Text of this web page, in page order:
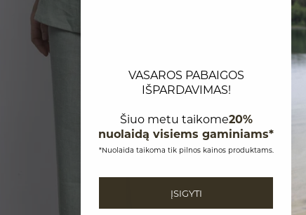
VASAROS PABAIGOS
IŠPARDAVIMAS!
Šiuo metu taikome20%
nuolaidą visiems gaminiams*
*Nuolaida taikoma tik pilnos kainos produktams.
ĮSIGYTI